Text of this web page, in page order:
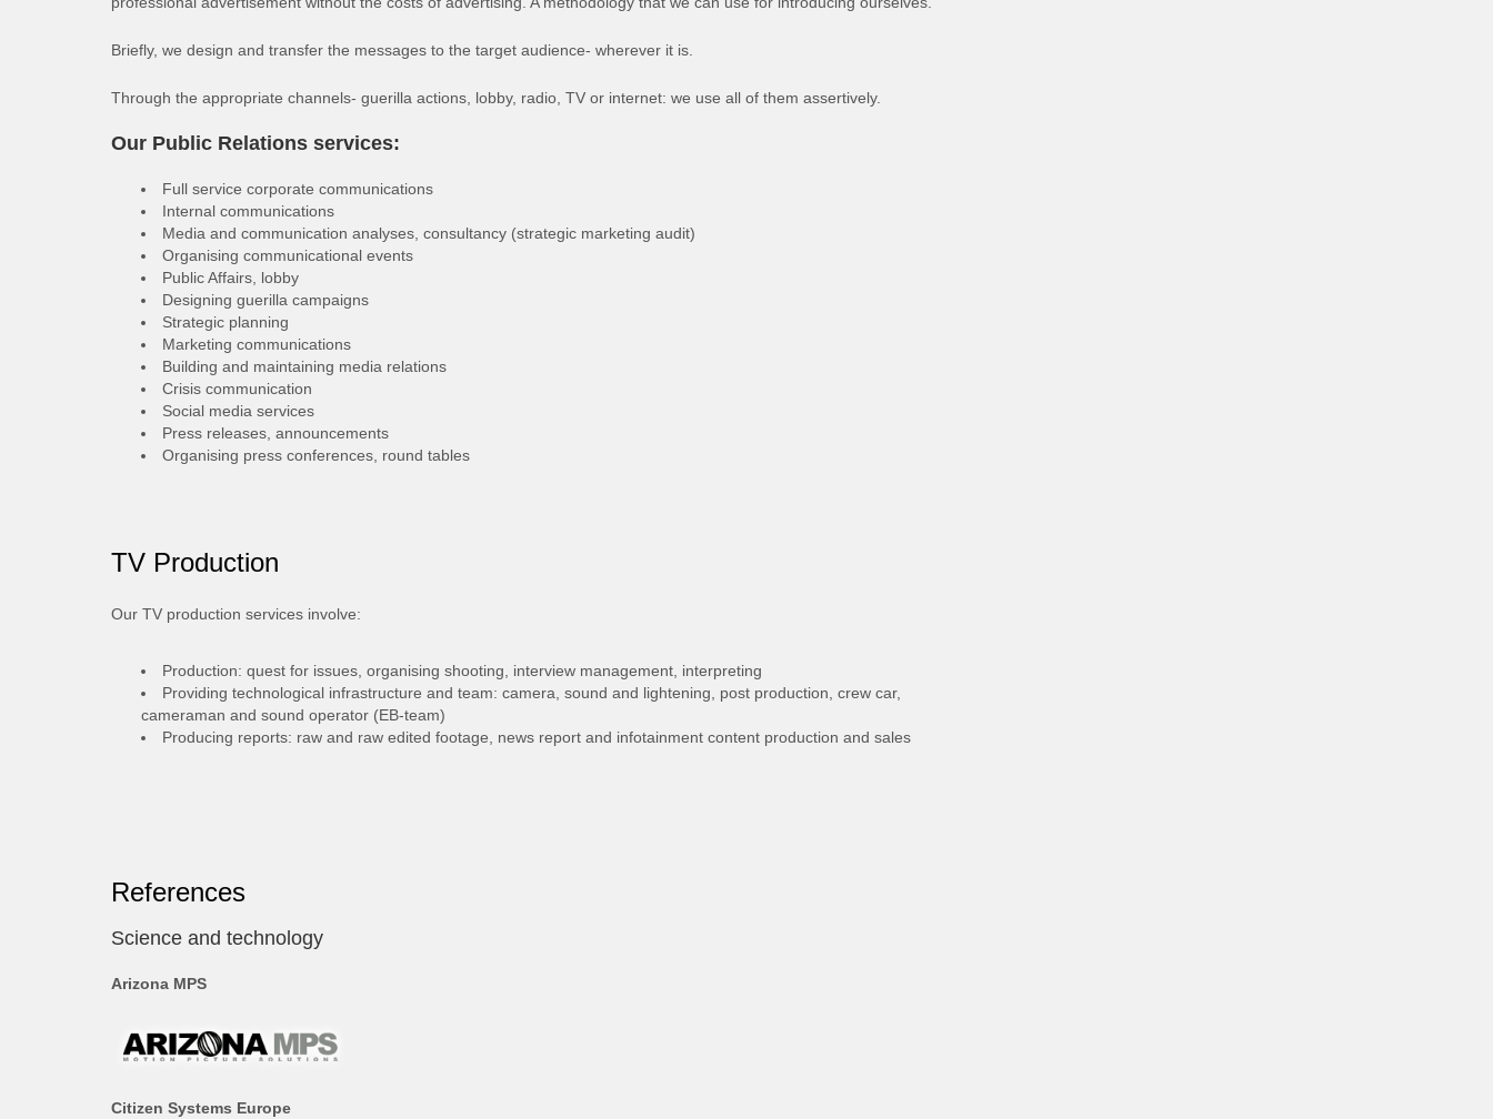
Briefly, we design and transfer the messages to the target audience- wherever it is.
Through the appropriate channels- guerilla actions, lobby, radio, TV or internet: we use all of them assertively.
Our Public Relations services:
Full service corporate communications
Internal communications
Media and communication analyses, consultancy (strategic marketing audit)
Organising communicational events
Public Affairs, lobby
Designing guerilla campaigns
Strategic planning
Marketing communications
Building and maintaining media relations
Crisis communication
Social media services
Press releases, announcements
Organising press conferences, round tables
TV Production
Our TV production services involve:
Production: quest for issues, organising shooting, interview management, interpreting
Providing technological infrastructure and team: camera, sound and lightening, post production, crew car,
cameraman and sound operator (EB-team)
Producing reports: raw and raw edited footage, news report and infotainment content production and sales
References
Science and technology
Arizona MPS
Citizen Systems Europe